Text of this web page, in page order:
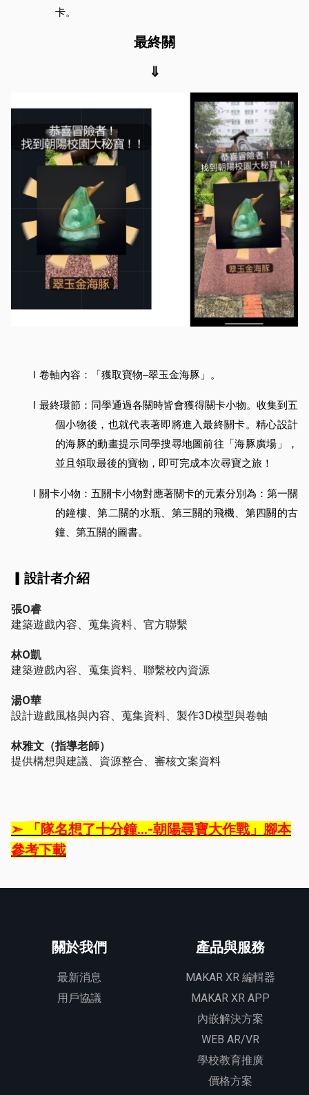
卡。
最終關
⇓
卷軸內容：「獲取寶物–翠玉金海豚」。
最終環節：同學通過各關時皆會獲得關卡小物。收集到五
個小物後，也就代表著即將進入最終關卡。精心設計
的海豚的動畫提示同學搜尋地圖前往「海豚廣場」，
並且領取最後的寶物，即可完成本次尋寶之旅！
關卡小物：五關卡小物對應著關卡的元素分別為：第一關
的鐘樓、第二關的水瓶、第三關的飛機、第四關的古
鐘、第五關的圖書。
▎設計者介紹
張O睿
建築遊戲內容、蒐集資料、官方聯繫
林O凱
建築遊戲內容、蒐集資料、聯繫校內資源
湯O華
設計遊戲風格與內容、蒐集資料、製作3D模型與卷軸
林雅文（指導老師）
提供構想與建議、資源整合、審核文案資料
➣
「隊名想了十分鐘...-朝陽尋寶大作戰」腳本
參考下載
關於我們
最新消息
用戶協議
產品與服務
MAKAR XR 編輯器
MAKAR XR APP
內嵌解決方案
WEB AR/VR
學校教育推廣
價格方案